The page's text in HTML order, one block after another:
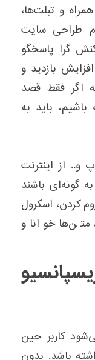
و تبلت‌ها،
طراحی سایت
گرا پاسخگو
بازدید و
اگر فقط قصد
باید به
و.. از اینترنت
گونه‌ای باشند
کردن، اسکرول
خوانا و
کاربر حین
باشد. بدون